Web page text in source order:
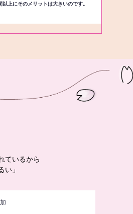
上にそのメリットは大きいのです。
ているから
い」